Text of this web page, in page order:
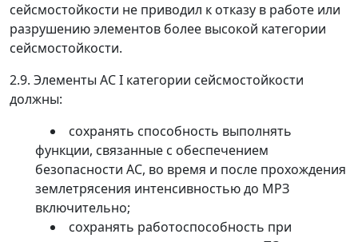
сейсмостойкости не приводил к отказу в работе или
разрушению элементов более высокой категории
сейсмостойкости.
2.9. Элементы АС I категории сейсмостойкости
должны:
сохранять способность выполнять
функции, связанные с обеспечением
безопасности АС, во время и после прохождения
землетрясения интенсивностью до МРЗ
включительно;
сохранять работоспособность при